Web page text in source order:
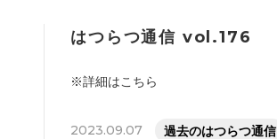
はつらつ通信 vol.176
※詳細はこちら
2023.09.07 過去のはつらつ通信